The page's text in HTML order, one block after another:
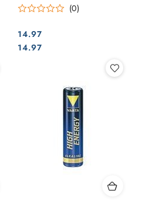
(0)
Cena:
14.97
Cena:
14.97